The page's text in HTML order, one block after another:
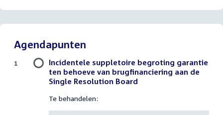
Agendapunten
Incidentele suppletoire begroting garantie
ten behoeve van brugfinanciering aan de
Single Resolution Board
Te behandelen:
1